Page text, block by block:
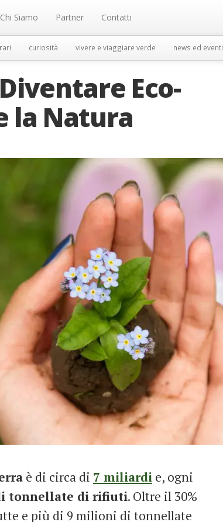
Chi Siamo Partner Contatti
curiosità vivere e viaggiare verde news ed eventi
Eco-
la Natura
è di circa di 7 miliardi e, ogni
tonnellate di rifiuti. Oltre il 30%
e più di 9 milioni di tonnellate